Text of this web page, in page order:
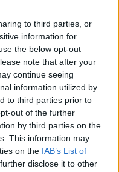
to third parties, or
information for
the below opt-out
note that after your
continue seeing
information utilized by
to third parties prior to
out of the further
by third parties on the
This information may
on the IAB’s List of
disclose it to other